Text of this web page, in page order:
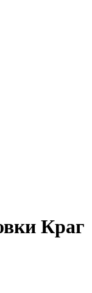
Краг